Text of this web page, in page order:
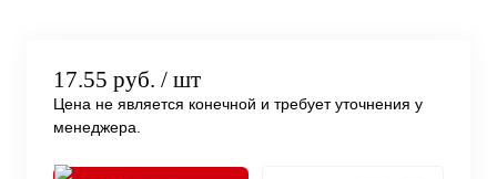
17.55 руб. / шт
Цена не является конечной и требует уточнения у
менеджера.